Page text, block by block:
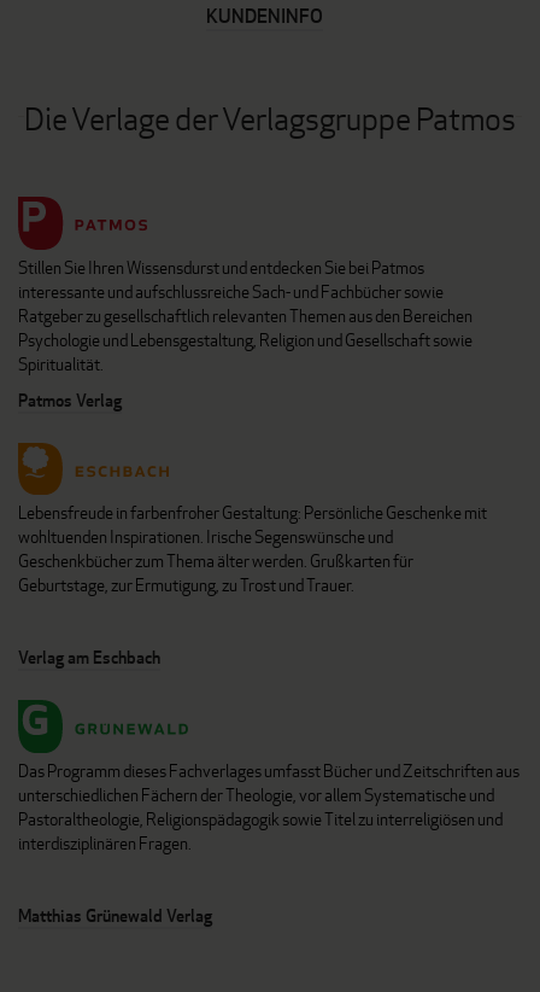
KUNDENINFO
Die Verlage der Verlagsgruppe Patmos
Stillen Sie Ihren Wissensdurst und entdecken Sie bei Patmos
interessante und aufschlussreiche Sach- und Fachbücher sowie
Ratgeber zu gesellschaftlich relevanten Themen aus den Bereichen
Psychologie und Lebensgestaltung, Religion und Gesellschaft sowie
Spiritualität.
Patmos Verlag
Lebensfreude in farbenfroher Gestaltung: Persönliche Geschenke mit
wohltuenden Inspirationen. Irische Segenswünsche und
Geschenkbücher zum Thema älter werden. Grußkarten für
Geburtstage, zur Ermutigung, zu Trost und Trauer.
Verlag am Eschbach
Das Programm dieses Fachverlages umfasst Bücher und Zeitschriften aus
unterschiedlichen Fächern der Theologie, vor allem Systematische und
Pastoraltheologie, Religionspädagogik sowie Titel zu interreligiösen und
interdisziplinären Fragen.
Matthias Grünewald Verlag